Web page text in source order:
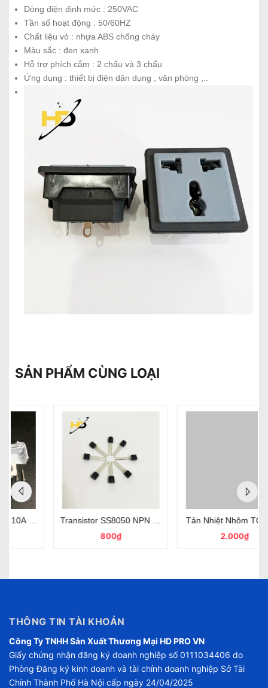
Dòng điện định mức : 250VAC
Tần số hoạt động : 50/60HZ
Chất liệu vỏ : nhựa ABS chống cháy
Màu sắc : đen xanh
Hỗ trợ phích cắm : 2 chấu và 3 chấu
Ứng dụng : thiết bị điện dân dụng , văn phòng ,..
SẢN PHẨM CÙNG LOẠI
Bảo Vệ Rò Điện
25V TO-92 chân cắm loại tốt
Tản Nhiệt Nhôm TO-220 Kích Thước 15x10x35mm Màu Trắng
Quai Xách Lõi Thép TC2 Dài
THÔNG TIN TÀI KHOẢN
Công Ty TNHH Sản Xuất Thương Mại HD PRO VN
Giấy chứng nhận đăng ký doanh nghiệp số 0111034406 do
Phòng Đăng ký kinh doanh và tài chính doanh nghiệp Sở Tài
Chính Thành Phố Hà Nội cấp ngày 24/04/2025